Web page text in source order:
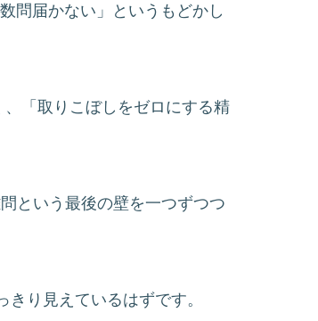
問届かない」というもどかし
「取りこぼしをゼロにする精
という最後の壁を一つずつつ
り見えているはずです。